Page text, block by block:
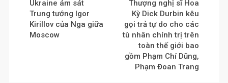
Ukraine ám sát
Trung tướng Igor
Kirillov của Nga giữa
Moscow
Thượng nghị sĩ Hoa
Kỳ Dick Durbin kêu
gọi trả tự do cho các
tù nhân chính trị trên
toàn thế giới bao
gồm Phạm Chí Dũng,
Phạm Đoan Trang